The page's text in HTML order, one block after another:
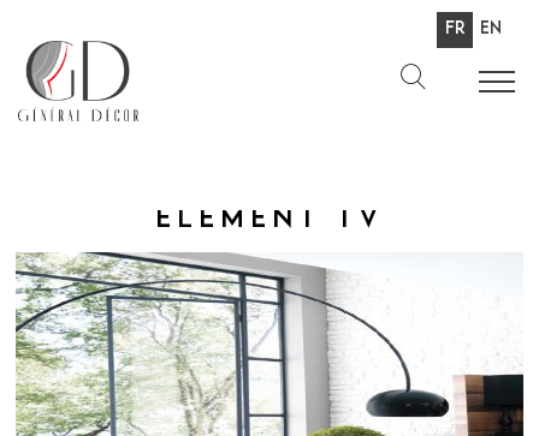
Fr En
Élément TV